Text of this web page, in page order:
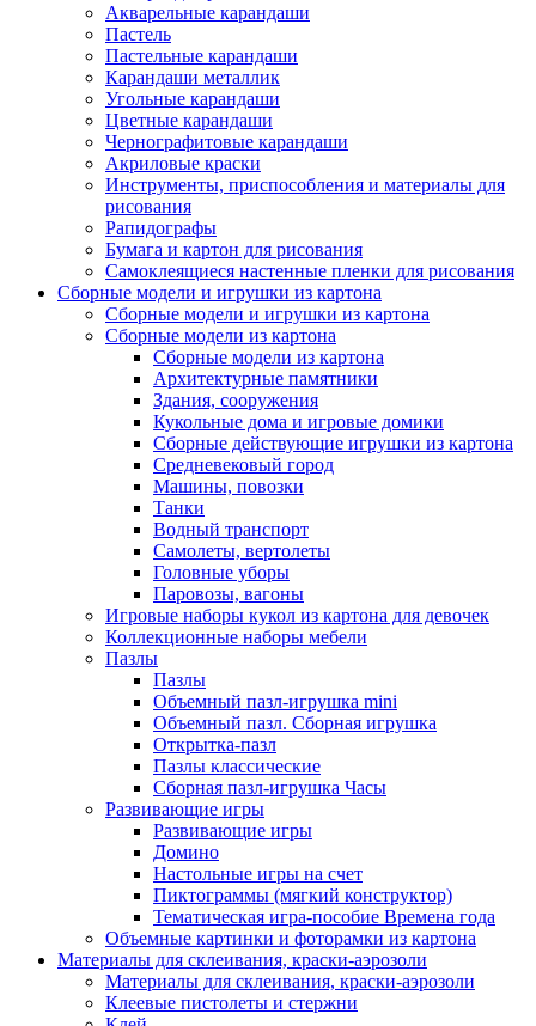
Акварельные карандаши
Пастель
Пастельные карандаши
Карандаши металлик
Угольные карандаши
Цветные карандаши
Чернографитовые карандаши
Акриловые краски
Инструменты, приспособления и материалы для
рисования
Рапидографы
Бумага и картон для рисования
Самоклеящиеся настенные пленки для рисования
Сборные модели и игрушки из картона
Сборные модели и игрушки из картона
Сборные модели из картона
Сборные модели из картона
Архитектурные памятники
Здания, сооружения
Кукольные дома и игровые домики
Сборные действующие игрушки из картона
Средневековый город
Машины, повозки
Танки
Водный транспорт
Самолеты, вертолеты
Головные уборы
Паровозы, вагоны
Игровые наборы кукол из картона для девочек
Коллекционные наборы мебели
Пазлы
Пазлы
Объемный пазл-игрушка mini
Объемный пазл. Сборная игрушка
Открытка-пазл
Пазлы классические
Сборная пазл-игрушка Часы
Развивающие игры
Развивающие игры
Домино
Настольные игры на счет
Пиктограммы (мягкий конструктор)
Тематическая игра-пособие Времена года
Объемные картинки и фоторамки из картона
Материалы для склеивания, краски-аэрозоли
Материалы для склеивания, краски-аэрозоли
Клеевые пистолеты и стержни